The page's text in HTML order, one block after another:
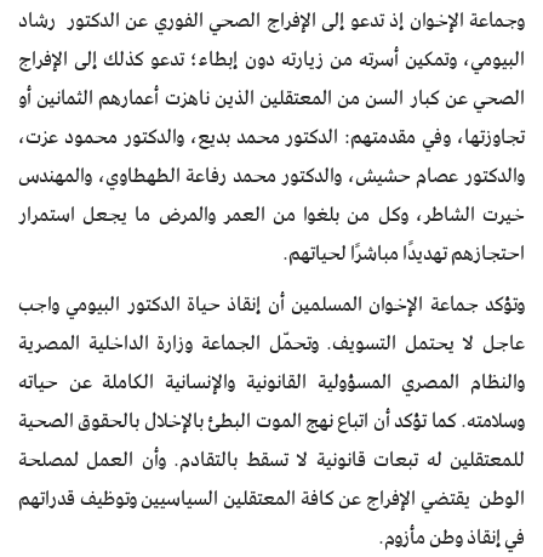
وجماعة الإخوان إذ تدعو إلى الإفراج الصحي الفوري عن الدكتور رشاد
البيومي، وتمكين أسرته من زيارته دون إبطاء؛ تدعو كذلك إلى الإفراج
الصحي عن كبار السن من المعتقلين الذين ناهزت أعمارهم الثمانين أو
تجاوزتها، وفي مقدمتهم: الدكتور محمد بديع، والدكتور محمود عزت،
والدكتور عصام حشيش، والدكتور محمد رفاعة الطهطاوي، والمهندس
خيرت الشاطر، وكل من بلغوا من العمر والمرض ما يجعل استمرار
احتجازهم تهديدًا مباشرًا لحياتهم.
وتؤكد جماعة الإخوان المسلمين أن إنقاذ حياة الدكتور البيومي واجب
عاجل لا يحتمل التسويف. وتحمّل الجماعة وزارة الداخلية المصرية
والنظام المصري المسؤولية القانونية والإنسانية الكاملة عن حياته
وسلامته. كما تؤكد أن اتباع نهج الموت البطئ بالإخلال بالحقوق الصحية
للمعتقلين له تبعات قانونية لا تسقط بالتقادم. وأن العمل لمصلحة
الوطن يقتضي الإفراج عن كافة المعتقلين السياسيين وتوظيف قدراتهم
في إنقاذ وطن مأزوم.